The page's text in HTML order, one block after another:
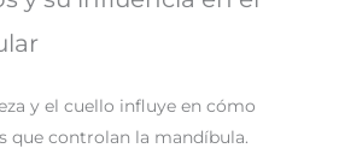
y el cuello influye en cómo
que controlan la mandíbula.